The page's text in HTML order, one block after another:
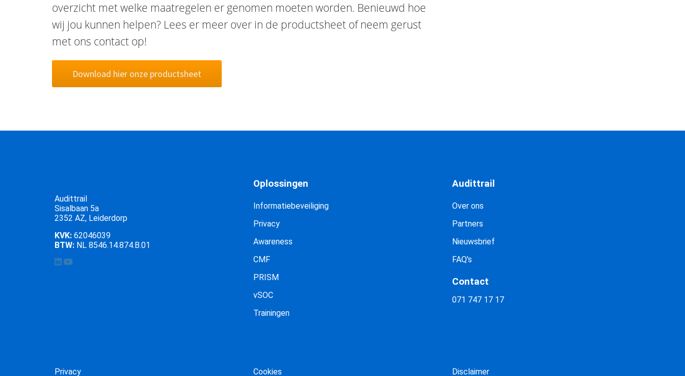
overzicht met welke maatregelen er genomen moeten worden. Benieuwd hoe
wij jou kunnen helpen? Lees er meer over in de productsheet of neem gerust
met ons contact op!
Download hier onze productsheet
Audittrail
Sisalbaan 5a
2352 AZ, Leiderdorp
KVK: 62046039
BTW: NL 8546.14.874.B.01
Oplossingen
Informatiebeveiliging
Privacy
Awareness
CMF
PRISM
vSOC
Trainingen
Audittrail
Over ons
Partners
Nieuwsbrief
FAQ's
Contact
071 747 17 17
Privacy Cookies Disclaimer